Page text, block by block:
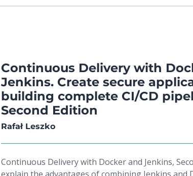
such as continuous integration, automated
Kubernetes. Later, you’ll explore how to deploy
Docker images and test them with Jenkins. Toward
chapters, the book will focus on missing parts of
such as the environments and infrastructure,
versioning, and non-functional testing.By the end
continuous integration and continuous delivery
gained the skills you need to enhance the DevOps
Continuous Delivery with
Jenkins. Create secure
building complete CI/CD
Second Edition
Rafał Leszko
Continuous Delivery with Docker and Jenkins,